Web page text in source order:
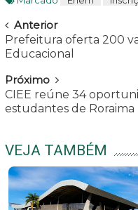
Navegar
Anterior
Prefeitura oferta 200
Educacional
Próximo
CIEE reúne 34
estudantes de Roraima
VEJA TAMBÉM